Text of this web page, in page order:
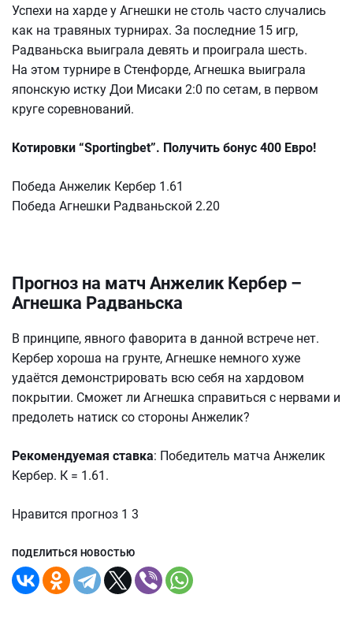
Успехи на харде у Агнешки не столь часто случались
как на травяных турнирах. За последние 15 игр,
Радваньска выиграла девять и проиграла шесть.
На этом турнире в Стенфорде, Агнешка выиграла
японскую истку Дои Мисаки 2:0 по сетам, в первом
круге соревнований.
Котировки “Sportingbet”. Получить бонус 400 Евро!
Победа Анжелик Кербер 1.61
Победа Агнешки Радваньской 2.20
Прогноз на матч Анжелик Кербер –
Агнешка Радваньска
В принципе, явного фаворита в данной встрече нет.
Кербер хороша на грунте, Агнешке немного хуже
удаётся демонстрировать всю себя на хардовом
покрытии. Сможет ли Агнешка справиться с нервами и
предолеть натиск со стороны Анжелик?
Рекомендуемая ставка: Победитель матча Анжелик
Кербер. К = 1.61.
Нравится прогноз 1 3
ПОДЕЛИТЬСЯ НОВОСТЬЮ